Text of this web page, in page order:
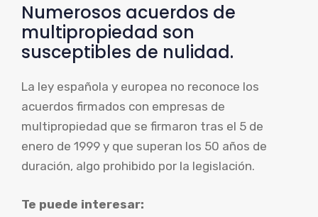
Numerosos acuerdos de
multipropiedad son
susceptibles de nulidad.
La ley española y europea no reconoce los
acuerdos firmados con empresas de
multipropiedad que se firmaron tras el 5 de
enero de 1999 y que superan los 50 años de
duración, algo prohibido por la legislación.
Te puede interesar: